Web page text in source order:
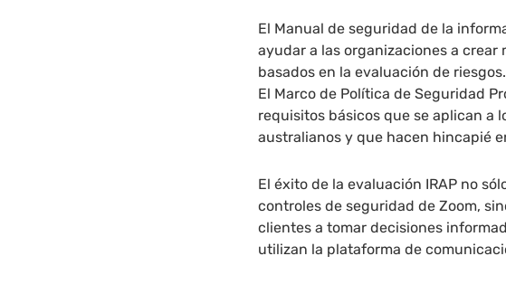
El Manual de seguridad de la
ayudar a las organizaciones a
basados en la evaluación de riesgos.
El Marco de Política de Seguridad
requisitos básicos que se aplican a
australianos y que hacen hincapié
El éxito de la evaluación IRAP no
controles de seguridad de Zoom,
clientes a tomar decisiones
utilizan la plataforma de